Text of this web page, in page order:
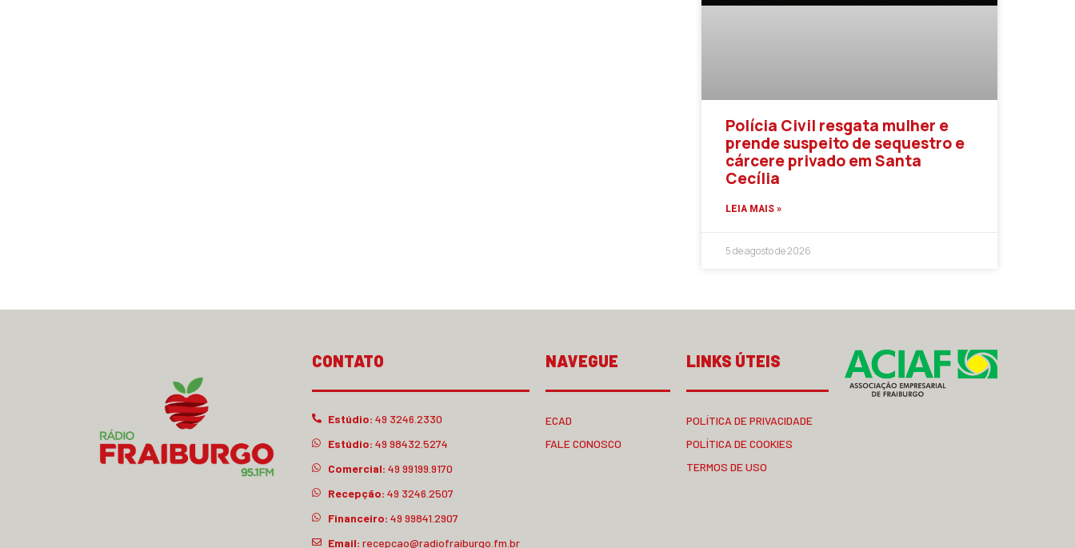
Polícia Civil resgata mulher e
prende suspeito de sequestro e
cárcere privado em Santa
Cecília
LEIA MAIS »
5 de agosto de 2026
CONTATO
Estúdio: 49 3246.2330
Estúdio: 49 98432.5274
Comercial: 49 99199.9170
Recepção: 49 3246.2507
Financeiro: 49 99841.2907
Email: recepcao@radiofraiburgo.fm.br
NAVEGUE
ECAD
FALE CONOSCO
LINKS ÚTEIS
POLÍTICA DE PRIVACIDADE
POLÍTICA DE COOKIES
TERMOS DE USO